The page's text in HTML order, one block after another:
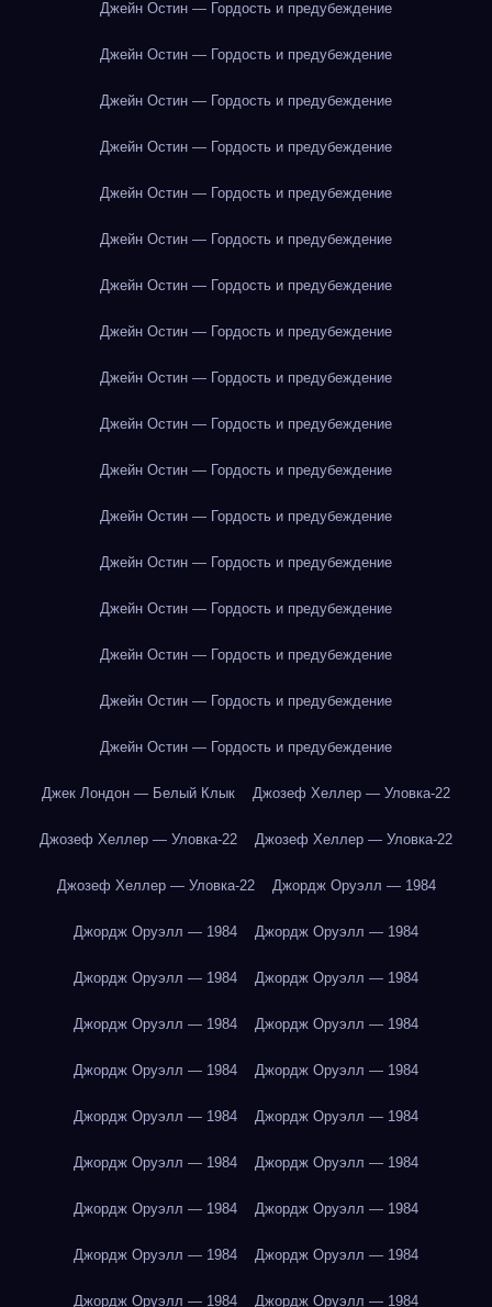
Джейн Остин — Гордость и предубеждение
Джейн Остин — Гордость и предубеждение
Джейн Остин — Гордость и предубеждение
Джейн Остин — Гордость и предубеждение
Джейн Остин — Гордость и предубеждение
Джейн Остин — Гордость и предубеждение
Джейн Остин — Гордость и предубеждение
Джейн Остин — Гордость и предубеждение
Джейн Остин — Гордость и предубеждение
Джейн Остин — Гордость и предубеждение
Джейн Остин — Гордость и предубеждение
Джейн Остин — Гордость и предубеждение
Джейн Остин — Гордость и предубеждение
Джейн Остин — Гордость и предубеждение
Джейн Остин — Гордость и предубеждение
Джейн Остин — Гордость и предубеждение
Джейн Остин — Гордость и предубеждение
Джек Лондон — Белый Клык Джозеф Хеллер — Уловка-22
Джозеф Хеллер — Уловка-22 Джозеф Хеллер — Уловка-22
Джозеф Хеллер — Уловка-22 Джордж Оруэлл — 1984
Джордж Оруэлл — 1984 Джордж Оруэлл — 1984
Джордж Оруэлл — 1984 Джордж Оруэлл — 1984
Джордж Оруэлл — 1984 Джордж Оруэлл — 1984
Джордж Оруэлл — 1984 Джордж Оруэлл — 1984
Джордж Оруэлл — 1984 Джордж Оруэлл — 1984
Джордж Оруэлл — 1984 Джордж Оруэлл — 1984
Джордж Оруэлл — 1984 Джордж Оруэлл — 1984
Джордж Оруэлл — 1984 Джордж Оруэлл — 1984
Джордж Оруэлл — 1984 Джордж Оруэлл — 1984